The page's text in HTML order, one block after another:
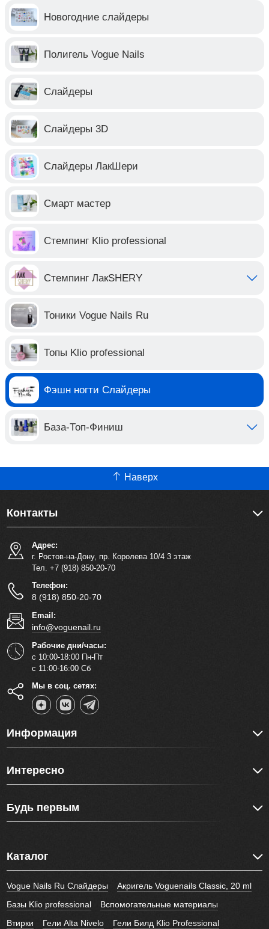
Новогодние слайдеры
Полигель Vogue Nails
Слайдеры
Слайдеры 3D
Слайдеры ЛакШери
Смарт мастер
Стемпинг Klio professional
Стемпинг ЛакSHERY
Тоники Vogue Nails Ru
Топы Klio professional
Фэшн ногти Слайдеры
База-Топ-Финиш
Наверх
Контакты
Адрес:
г. Ростов-на-Дону, пр. Королева 10/4 3 этаж
Тел. +7 (918) 850-20-70
Телефон:
8 (918) 850-20-70
Email:
info@voguenail.ru
Рабочие дни/часы:
с 10:00-18:00 Пн-Пт
с 11:00-16:00 Сб
Мы в соц. сетях:
Информация
Интересно
Будь первым
Каталог
Vogue Nails Ru Слайдеры
Акригель Voguenails Classic, 20 ml
Базы Klio professional
Вспомогательные материалы
Втирки
Гели Alta Nivelo
Гели Билд Klio Professional